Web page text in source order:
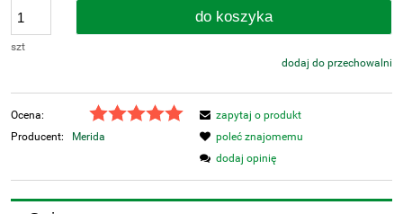
szt
do koszyka
dodaj do przechowalni
Ocena:
Producent:
Merida
zapytaj o produkt
poleć znajomemu
dodaj opinię